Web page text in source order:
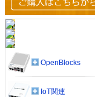
OpenBlocks
IoT関連